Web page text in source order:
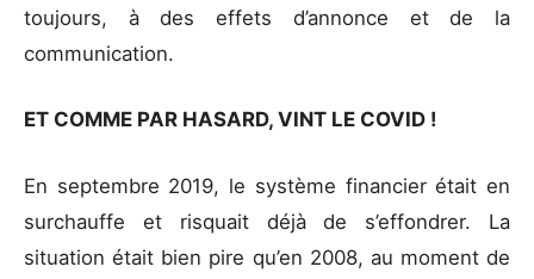
toujours, à des effets d’annonce et de la
communication.
ET COMME PAR HASARD, VINT LE COVID !
En septembre 2019, le système financier était en
surchauffe et risquait déjà de s’effondrer. La
situation était bien pire qu’en 2008, au moment de